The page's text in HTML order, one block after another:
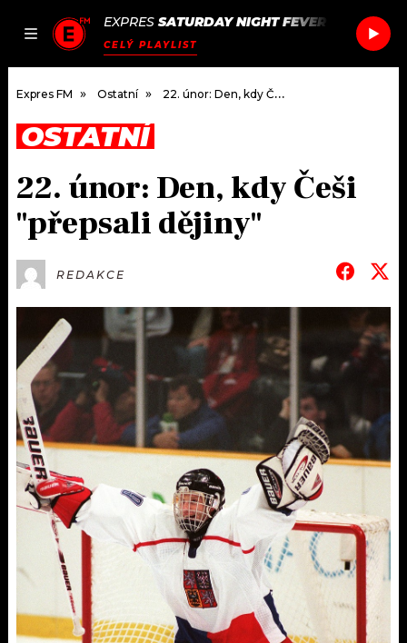
JAK
SEZNAM.CZ
EXPRES SATURDAY NIGHT FEVER
CELÝ PLAYLIST
DOMŮ
ČLÁNKY
AKTUÁLNĚ
HUDBA
ROZHOVORY
#NEBUDUDOMA
KALENDÁŘ
KVÍZY
VIP
TRENDY
KULTURA
MIX
PODCASTY
JAK NALADIT
RÁDIO
APLIKACE
PROGRAM
PLAYLIST
JAK NALADIT
SOUTĚŽE
Expres FM Ostatní 22. únor: Den, kdy Češi "přepsali dějiny"
OSTATNÍ
22. únor: Den, kdy Češi
"přepsali dějiny"
REDAKCE